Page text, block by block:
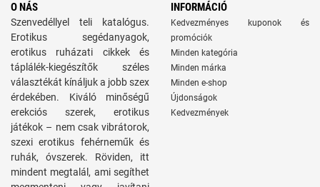
O NÁS
Szenvedéllyel teli katalógus.
Erotikus segédanyagok,
erotikus ruházati cikkek és
táplálék-kiegészítők széles
választékát kínáljuk a jobb szex
érdekében. Kiváló minőségű
erekciós szerek, erotikus
játékok – nem csak vibrátorok,
szexi erotikus fehérneműk és
ruhák, óvszerek. Röviden, itt
mindent megtalál, ami segíthet
INFORMÁCIÓ
Kedvezményes kuponok és
promóciók
Minden kategória
Minden márka
Minden e-shop
Újdonságok
Kedvezmények